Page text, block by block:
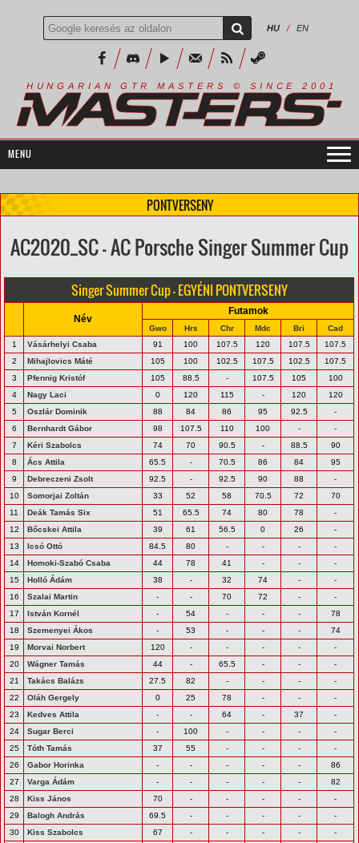
HU / EN
H U N G A R I A N G T R M A S T E R S © S I N C E 2 0 0 1
PONTVERSENY
AC2020_SC - AC Porsche Singer Summer Cup
Singer Summer Cup - EGYÉNI PONTVERSENY
Név
Futamok
Gwo Hrs Chr Mdc Bri
Cad
1
Vásárhelyi Csaba 91 100 107.5 120 107.5
107.5
2
Mihajlovics Máté 105 100 102.5 107.5 102.5
107.5
3
Pfennig Kristóf 105 88.5 - 107.5 105
100
4
Nagy Laci 0 120 115 - 120
120
5
Oszlár Dominik 88 84 86 95 92.5
-
6
Bernhardt Gábor 98 107.5 110 100 -
-
7
Kéri Szabolcs 74 70 90.5 - 88.5
90
8
Ács Attila 65.5 - 70.5 86 84
95
9
Debreczeni Zsolt 92.5 - 92.5 90 88
-
10
Somorjai Zoltán 33 52 58 70.5 72
70
11
Deák Tamás Six 51 65.5 74 80 78
-
12
Bőcskei Attila 39 61 56.5 0 26
-
13
Icsó Ottó 84.5 80 - - -
-
14
Homoki-Szabó Csaba 44 78 41 - -
-
15
Holló Ádám 38 - 32 74 -
-
16
Szalai Martin - - 70 72 -
-
17
István Kornél - 54 - - -
78
18
Szemenyei Ákos - 53 - - -
74
19
Morvai Norbert 120 - - - -
-
20
Wágner Tamás 44 - 65.5 - -
-
21
Takács Balázs 27.5 82 - - -
-
22
Oláh Gergely 0 25 78 - -
-
23
Kedves Attila - - 64 - 37
-
24
Sugar Berci - 100 - - -
-
25
Tóth Tamás 37 55 - - -
-
26
Gabor Horinka - - - - -
86
27
Varga Ádám - - - - -
82
28
Kiss János 70 - - - -
-
29
Balogh András 69.5 - - - -
-
30
Kiss Szabolcs 67 - - - -
-